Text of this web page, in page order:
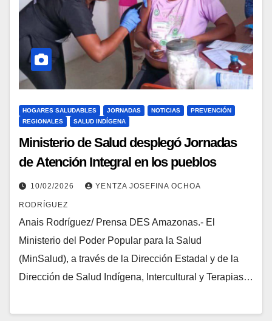
HOGARES SALUDABLES JORNADAS NOTICIAS
PREVENCIÓN
REGIONALES
SALUD INDÍGENA
Ministerio de Salud desplegó Jornadas
de Atención Integral en los pueblos
indígenas de Amazonas
10/02/2026 YENTZA JOSEFINA OCHOA
RODRÍGUEZ
Anais Rodríguez/ Prensa DES Amazonas.‑ El
Ministerio del Poder Popular para la Salud
(MinSalud), a través de la Dirección Estadal y de la
Dirección de Salud Indígena, Intercultural y Terapias…